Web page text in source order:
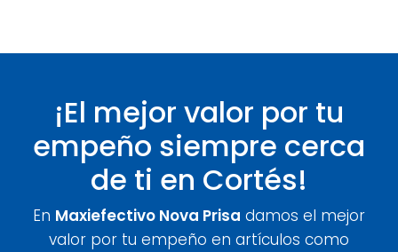
¡El mejor valor por tu
empeño siempre cerca
de ti en Cortés!
En Maxiefectivo Nova Prisa damos el mejor
valor por tu empeño en artículos como